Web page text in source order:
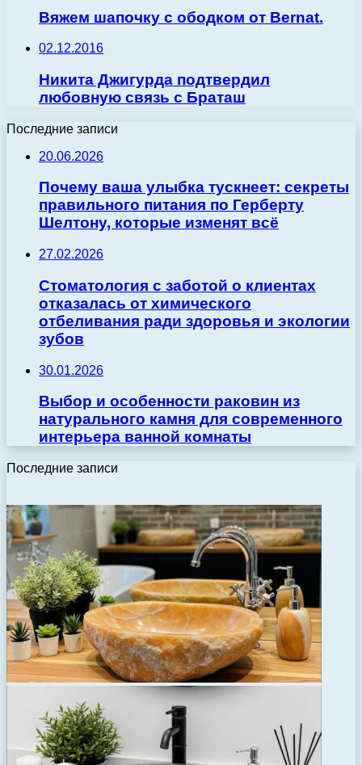
Вяжем шапочку с ободком от Bernat.
02.12.2016
Никита Джигурда подтвердил
любовную связь с Браташ
Последние записи
20.06.2026
Почему ваша улыбка тускнеет: секреты
правильного питания по Герберту
Шелтону, которые изменят всё
27.02.2026
Стоматология с заботой о клиентах
отказалась от химического
отбеливания ради здоровья и экологии
зубов
30.01.2026
Выбор и особенности раковин из
натурального камня для современного
интерьера ванной комнаты
Последние записи